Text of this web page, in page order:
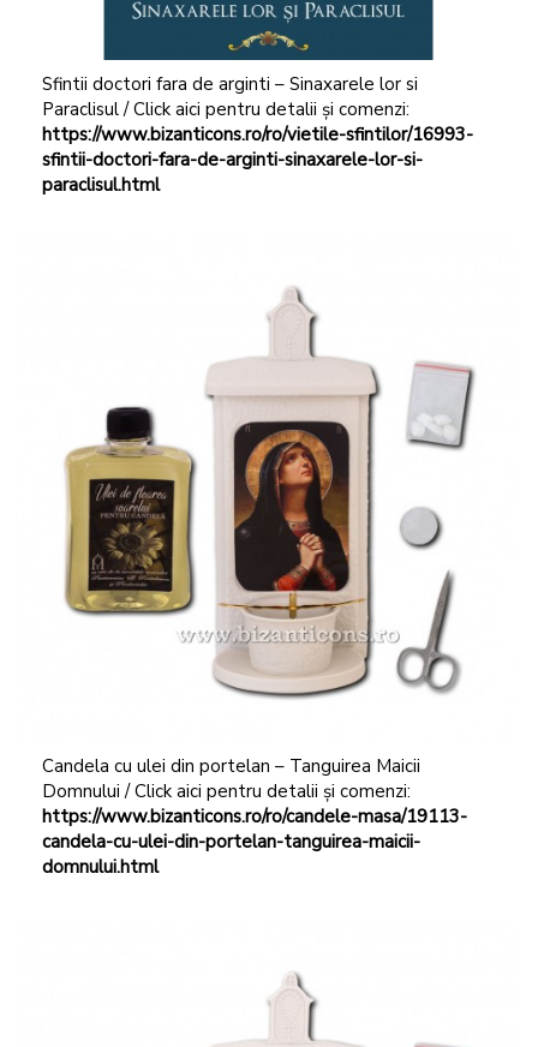
Sfintii doctori fara de arginti – Sinaxarele lor si
Paraclisul / Click aici pentru detalii și comenzi:
https://www.bizanticons.ro/ro/vietile-sfintilor/16993-
sfintii-doctori-fara-de-arginti-sinaxarele-lor-si-
paraclisul.html
Candela cu ulei din portelan – Tanguirea Maicii
Domnului / Click aici pentru detalii și comenzi:
https://www.bizanticons.ro/ro/candele-masa/19113-
candela-cu-ulei-din-portelan-tanguirea-maicii-
domnului.html